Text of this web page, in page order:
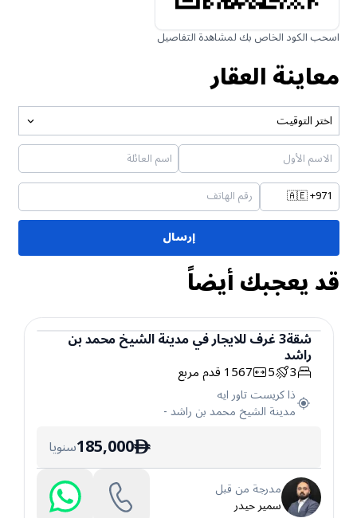
اسحب الكود الخاص بك لمشاهدة التفاصيل
معاينة العقار
اختر التوقيت
🇦🇪+971
إرسال
قد يعجبك أيضاً
شقة
شقة3غرفللايجارفيمدينة الشيخ محمد بن
راشد
3
5
1567قدم مربع
ذا كريست تاور ايه
مدينة الشيخ محمد بن راشد-
ê
185,000سنويا
مدرجة من قبل
سمير حيدر